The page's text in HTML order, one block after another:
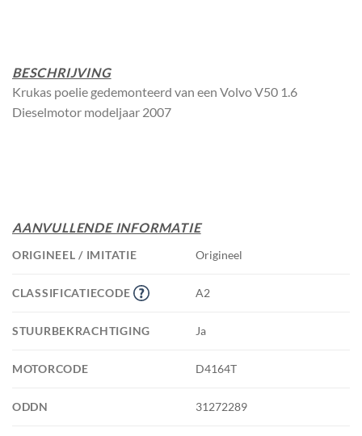
BESCHRIJVING
Krukas poelie gedemonteerd van een Volvo V50 1.6
Dieselmotor modeljaar 2007
AANVULLENDE INFORMATIE
ORIGINEEL / IMITATIE Origineel
CLASSIFICATIECODE A2
STUURBEKRACHTIGING Ja
MOTORCODE D4164T
ODDN 31272289